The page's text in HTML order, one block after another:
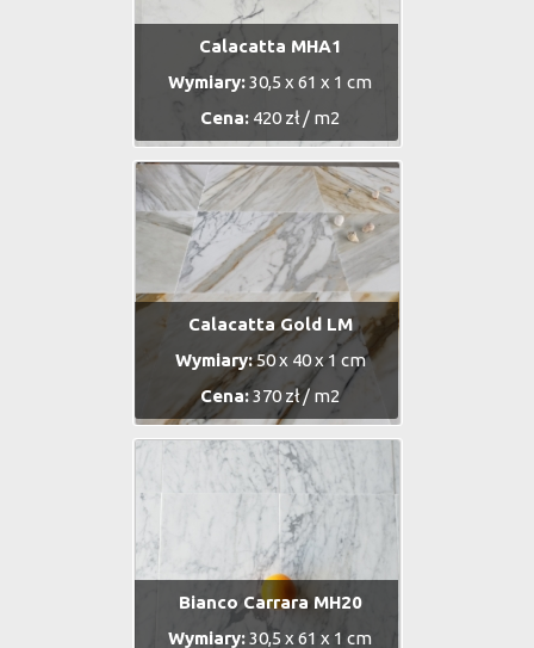
Calacatta MHA1
Wymiary:30,5 x 61 x 1 cm
Cena: 420 zł / m2
Calacatta Gold LM
Wymiary:50 x 40 x 1 cm
Cena:370 zł / m2
Bianco Carrara MH20
Wymiary:30,5 x 61 x 1 cm